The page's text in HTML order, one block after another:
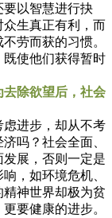
以智慧进行抉
生真正有利，而
劳而获的习惯。
既使他们获得暂时
除欲望后，社会
进步，却从不考
吗？社会全面、
展，否则一定是
，如环境危机、
神世界却极为贫
要健康的进步。